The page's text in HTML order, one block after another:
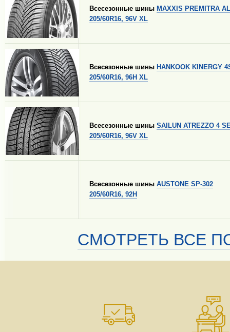
Всесезонные шины MAXXIS PREMITRA
205/60R16, 96V XL
Всесезонные шины HANKOOK KINERGY
205/60R16, 96H XL
Всесезонные шины SAILUN ATREZZO 4
205/60R16, 96V XL
Всесезонные шины AUSTONE SP-302
205/60R16, 92H
СМОТРЕТЬ ВСЕ